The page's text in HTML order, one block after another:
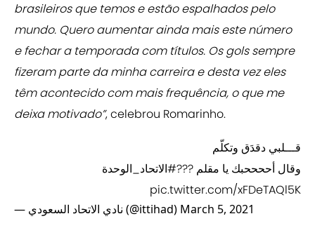
brasileiros que temos e estão espalhados pelo
mundo. Quero aumentar ainda mais este número
e fechar a temporada com títulos. Os gols sempre
fizeram parte da minha carreira e desta vez eles
têm acontecido com mais frequência, o que me
deixa motivado”, celebrou Romarinho.
قـــلبي دقدَق وتكلّم
وقال أححححبك يا مقلم ???#الاتحاد_الوحدة
pic.twitter.com/xFDeTAQl5K
— نادي الاتحاد السعودي (@ittihad) March 5, 2021